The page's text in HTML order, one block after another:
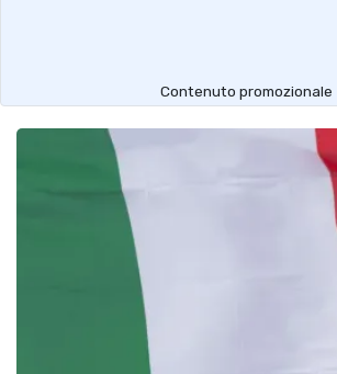
Contenuto promozionale